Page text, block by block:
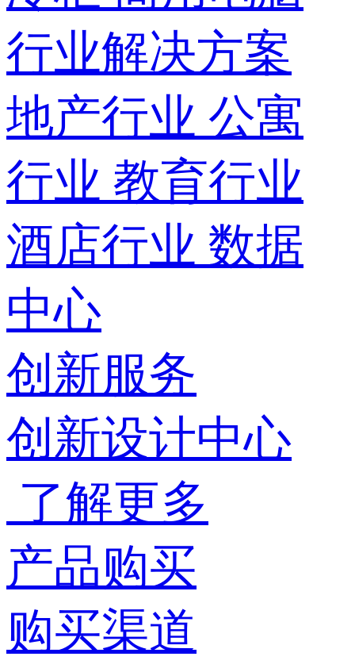
行业解决方案
地产行业 公寓
行业 教育行业
酒店行业 数据
中心
创新服务
创新设计中心
了解更多
产品购买
购买渠道